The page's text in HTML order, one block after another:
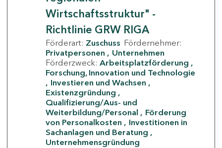
Wirtschaftsstruktur" -
Richtlinie GRW RIGA
Förderart: Zuschuss Fördernehmer:
Privatpersonen
Unternehmen
Förderzweck: Arbeitsplatzförderung
Forschung, Innovation und Technologie
Investieren und Wachsen
Existenzgründung
Qualifizierung/Aus- und
Weiterbildung/Personal
Förderung
von Personalkosten
Investitionen in
Sachanlagen und Beratung
Unternehmensgründung